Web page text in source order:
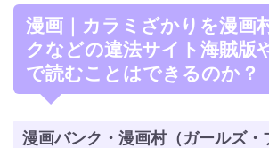
漫画｜カラミざかりを漫画
クなどの違法サイト海賊版
で読むことはできるのか？
漫画バンク・漫画村（ガールズ・